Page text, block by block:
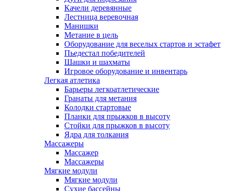
Качели деревянные
Лестница веревочная
Манишки
Метание в цель
Оборудование для веселых стартов и эстафет
Пьедестал победителей
Шашки и шахматы
Игровое оборудование и инвентарь
Легкая атлетика
Барьеры легкоатлетические
Гранаты для метания
Колодки стартовые
Планки для прыжков в высоту
Стойки для прыжков в высоту
Ядра для толкания
Массажеры
Массажер
Массажеры
Мягкие модули
Мягкие модули
Сухие бассейны